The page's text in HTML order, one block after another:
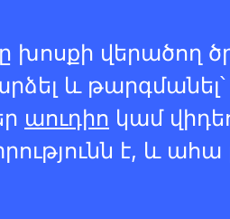
խոսքի վերածող
և
աուդիո կամ
է, և ահա